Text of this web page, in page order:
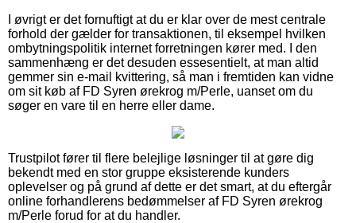
I øvrigt er det fornuftigt at du er klar over de mest centrale
forhold der gælder for transaktionen, til eksempel hvilken
ombytningspolitik internet forretningen kører med. I den
sammenhæng er det desuden essesentielt, at man altid
gemmer sin e-mail kvittering, så man i fremtiden kan vidne
om sit køb af FD Syren ørekrog m/Perle, uanset om du
søger en vare til en herre eller dame.
Trustpilot fører til flere belejlige løsninger til at gøre dig
bekendt med en stor gruppe eksisterende kunders
oplevelser og på grund af dette er det smart, at du eftergår
online forhandlerens bedømmelser af FD Syren ørekrog
m/Perle forud for at du handler.